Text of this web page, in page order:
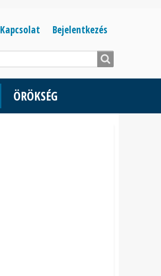
Bejelentkezés
menüje
Bejelentkezés
Kapcsolat
ÖRÖKSÉG